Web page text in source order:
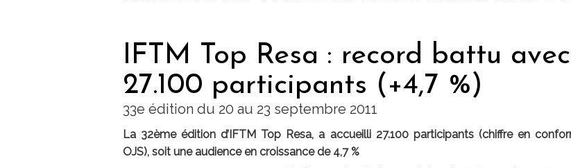
IFTM Top Resa : record battu avec
27.100 participants (+4,7 %)
33e édition du 20 au 23 septembre 2011
La 32ème édition d’IFTM Top Resa, a accueilli 27.100 participants (chiffre en
OJS), soit une audience en croissance de 4,7 %